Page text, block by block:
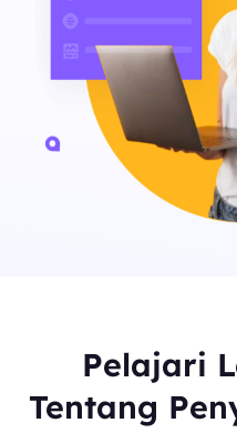
Pelajari
Tentang